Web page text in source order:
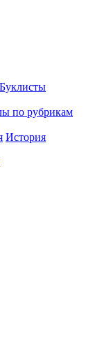
Буклисты
по рубрикам
История